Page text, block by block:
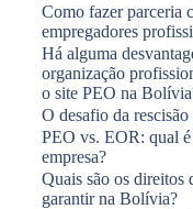
Como fazer parceria
empregadores
Há alguma
organização
o site PEO na
O desafio da rescisão
PEO vs. EOR: qual
empresa?
Quais são os direitos
garantir na Bolívia?